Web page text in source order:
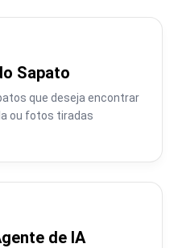
Sapato
que deseja encontrar
ou fotos tiradas
de IA